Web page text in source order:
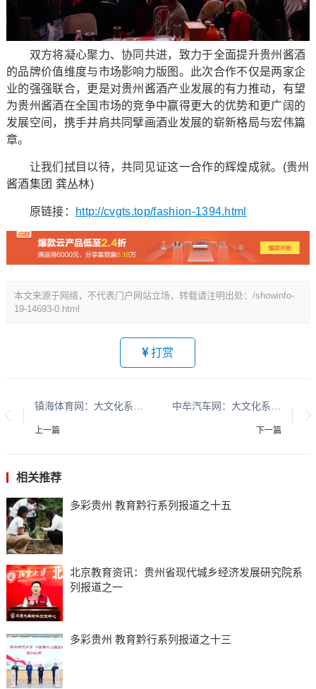
双方将凝心聚力、协同共进，致力于全面提升贵州酱酒
的品牌价值维度与市场影响力版图。此次合作不仅是两家企
业的强强联合，更是对贵州酱酒产业发展的有力推动，有望
为贵州酱酒在全国市场的竞争中赢得更大的优势和更广阔的
发展空间，携手并肩共同擘画酒业发展的崭新格局与宏伟篇
章。
让我们拭目以待，共同见证这一合作的辉煌成就。(贵州
酱酒集团 龚丛林)
原链接： http://cvgts.top/fashion-1394.html
本文来源于网络，不代表门户网站立场，转载请注明出处：/showinfo-
19-14693-0.html
打赏
上一篇 下一篇
相关推荐
多彩贵州 教育黔行系列报道之十五
北京教育资讯：贵州省现代城乡经济发展研究院系
列报道之一
多彩贵州 教育黔行系列报道之十三